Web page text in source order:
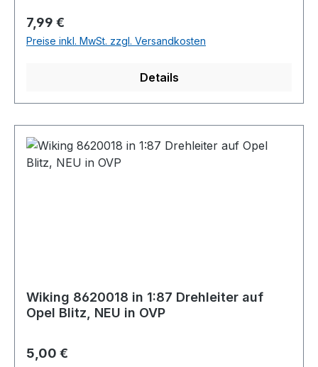
Regulärer Preis:
7,99 €
Preise inkl. MwSt. zzgl. Versandkosten
Details
Wiking 8620018 in 1:87 Drehleiter auf
Opel Blitz, NEU in OVP
Regulärer Preis:
5,00 €